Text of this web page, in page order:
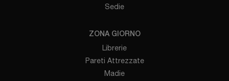
Sedie
ZONA GIORNO
Librerie
Pareti Attrezzate
Madie